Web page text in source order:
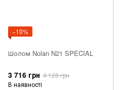
−10%
Шолом Nolan N21 SPECIAL
3 716 грн 4 128 грн
В наявності